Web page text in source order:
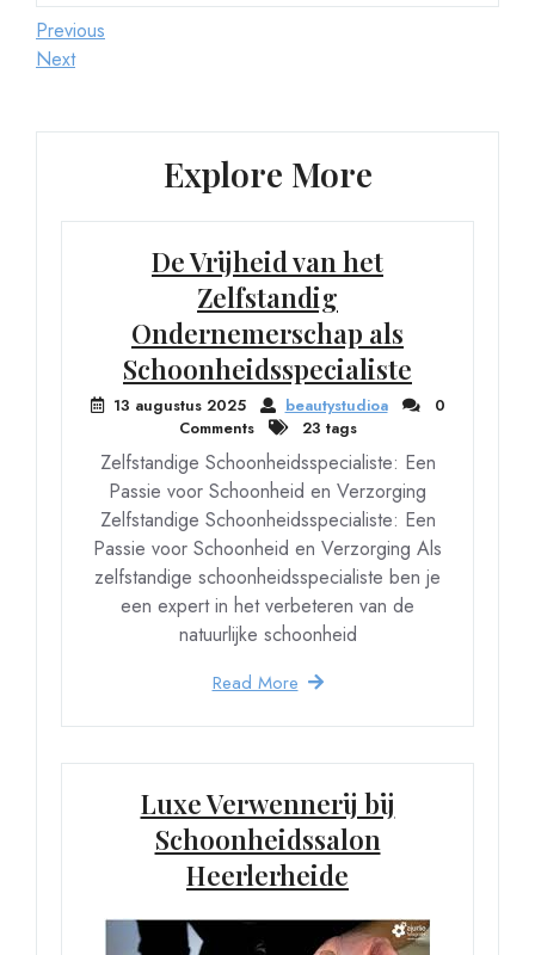
Berichtnavigatie
Previous
Post
Previous
Next
Next
Explore More
De Vrijheid van het
Zelfstandig
Ondernemerschap als
Schoonheidsspecialiste
13 augustus 2025 beautystudioa
0
Comments
23 tags
Zelfstandige Schoonheidsspecialiste: Een
Passie voor Schoonheid en Verzorging
Zelfstandige Schoonheidsspecialiste: Een
Passie voor Schoonheid en Verzorging Als
zelfstandige schoonheidsspecialiste ben je
een expert in het verbeteren van de
natuurlijke schoonheid
Read More
Luxe Verwennerij bij
Schoonheidssalon
Heerlerheide